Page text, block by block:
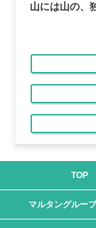
山には山の、
TOP
マルタングルー